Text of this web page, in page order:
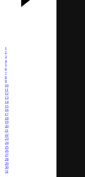
1
2
3
4
5
6
7
8
9
10
11
12
13
14
15
16
17
18
19
20
21
22
23
24
25
26
27
28
29
30
31